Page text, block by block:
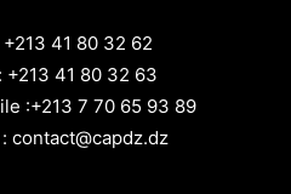
41 80 32 62
+213 41 80 32 63
:+213 7 70 65 93 89
contact@capdz.dz